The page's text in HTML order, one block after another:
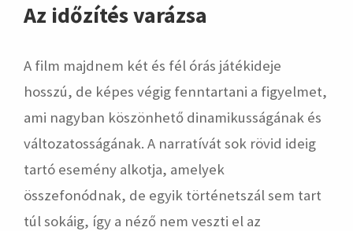
Az időzítés varázsa
A film majdnem két és fél órás játékideje
hosszú, de képes végig fenntartani a figyelmet,
ami nagyban köszönhető dinamikusságának és
változatosságának. A narratívát sok rövid ideig
tartó esemény alkotja, amelyek
összefonódnak, de egyik történetszál sem tart
túl sokáig, így a néző nem veszti el az